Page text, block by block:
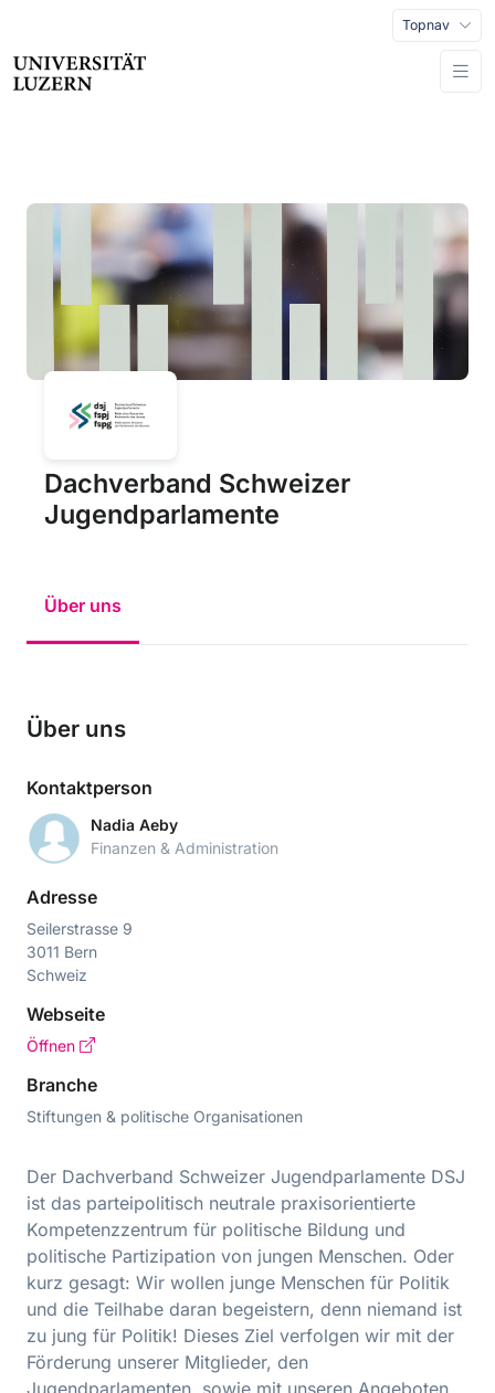
Topnav
Dachverband Schweizer
Jugendparlamente
Über uns
Über uns
Kontaktperson
Nadia Aeby
Finanzen & Administration
Adresse
Seilerstrasse 9
3011 Bern
Schweiz
Webseite
Öffnen
Branche
Stiftungen & politische Organisationen
Der Dachverband Schweizer Jugendparlamente DSJ
ist das parteipolitisch neutrale praxisorientierte
Kompetenzzentrum für politische Bildung und
politische Partizipation von jungen Menschen. Oder
kurz gesagt: Wir wollen junge Menschen für Politik
und die Teilhabe daran begeistern, denn niemand ist
zu jung für Politik! Dieses Ziel verfolgen wir mit der
Förderung unserer Mitglieder, den
Jugendparlamenten, sowie mit unseren Angeboten